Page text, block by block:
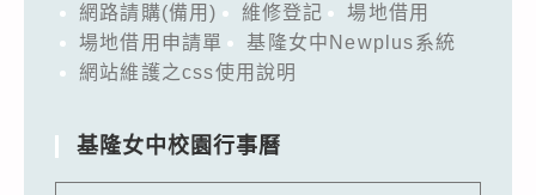
網路請購(備用)
維修登記
場地借用
場地借用申請單
基隆女中Newplus系統
網站維護之css使用說明
基隆女中校園行事曆